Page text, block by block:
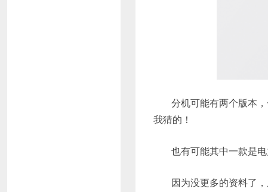
分机可能有两个版本
我猜的！
也有可能其中一款是电
因为没更多的资料了，